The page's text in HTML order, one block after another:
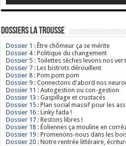
Dossiers La Trousse
Dossier 1 : Être chômeur ça se mérite
Dossier 4: Politique du changement
Dossier 5 : Toilettes sèches levons nos
Dossier 7 : Les bistrots dérouillent
Dossier 8 : Pom pom pom
Dossier 9 : Connectons d'abord nos
Dossier 11 : Autogestion ou con-gestion
Dossier 13 : Gaspillage et crustacés
Dossier 15 : Plan social massif pour les
Dossier 16 : Linky fada !
Dossier 17 : Restons libres !
Dossier 18 : Éoliennes ça mouline en
Dossier 19 : Promenons-nous dans les
Dossier 20 : Notre rentrée littéraire,